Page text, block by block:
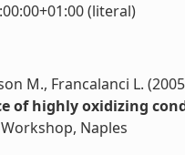
(literal)
M., Francalanci L.
of highly oxidizing
Workshop, Naples